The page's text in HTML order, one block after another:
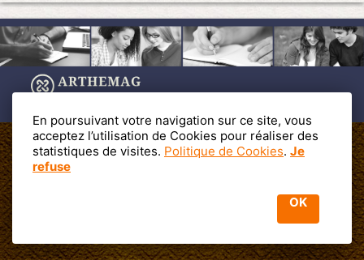
Cet annuaire est propulsé par les Editions PROFACOM -
En poursuivant votre navigation sur ce site, vous
acceptez l’utilisation de Cookies pour réaliser des
statistiques de visites. Politique de Cookies. Je
refuse
OK